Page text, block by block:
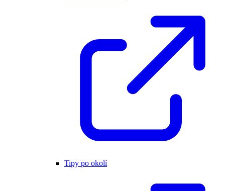
Tipy po okolí